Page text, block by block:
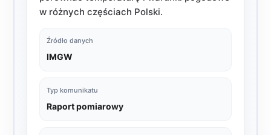
w różnych częściach Polski.
Źródło danych
IMGW
Typ komunikatu
Raport pomiarowy